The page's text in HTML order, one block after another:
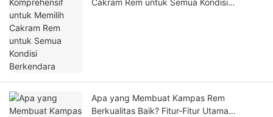
Cakram Rem untuk Semua Kondisi
Apa yang Membuat Kampas Rem
Berkualitas Baik? Fitur-Fitur Utama